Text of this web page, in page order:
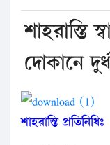
শাহরাস্তি
দোকানে
শাহরাস্তি প্রতিনিধিঃ